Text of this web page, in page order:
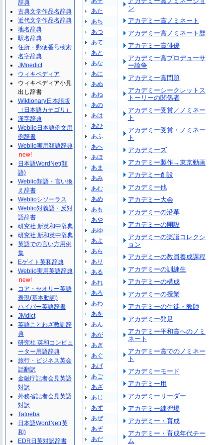
あた
あち
あつ
あて
あと
あな
あに
あぬ
あね
あの
あは
あひ
あふ
あへ
あほ
あま
あみ
あむ
あめ
あも
あや
あゆ
あよ
あら
あり
ある
あれ
あろ
あわ
あを
あん
あが
あぎ
あぐ
あげ
あご
あざ
あじ
あず
あぜ
あぞ
あだ
ン
アカデミー賞ノミネート
アカデミー賞ノミネート歴
アカデミー賞俳優
アカデミー賞プロデューサ
ー論争
アカデミー賞問題
アカデミーシークレットス
トーリーの関係者
アカデミー受賞／ノミネー
ト
アカデミー受賞・ノミネー
ト
アカデミーズ
アカデミー製作→東京動画
アカデミー創設
アカデミー他
アカデミー大会
アカデミーの沿革
アカデミーの開設
アカデミーの楽譜コレクシ
ョン
アカデミーの教員養成課程
アカデミーの訓練生
アカデミーの構成
アカデミーの授業
アカデミーの生徒・教師
アカデミー発足
アカデミー平和賞へのノミ
ネート
アカデミー賞でのノミネー
ト
アカデミーモード
アカデミー用
アカデミーリーダー
アカデミー練習場
アカデミー・育成
アカデミー・育成年代チー
ム
辞典
古典文学作品名辞典
近代文学作品名辞典
地名辞典
駅名辞典
住所・郵便番号検索
名字辞典
JMnedict
ウィキペディア
ウィキペディア小見
出し辞書
Wiktionary日本語版
（日本語カテゴリ）
漢字辞典
Weblio日本語例文用
例辞書
Weblio実用類語辞典
new!
日本語WordNet(類
語)
Weblio類語・言い換
え辞書
Weblioシソーラス
Weblio対義語・反対
語辞書
研究社 新英和中辞典
研究社 新和英中辞典
英語での言い方用例
集
Eゲイト英和辞典
Weblio実用英語辞典
new!
コア・セオリー英語
表現(基本動詞)
ハイパー英語辞書
JMdict
英語ことわざ教訓辞
典
研究社 英和コンピュ
ーター用語辞典
旅行・ビジネス英会
話翻訳
金融庁記者会見英語
対訳
外務省記者会見英語
対訳
Tatoeba
日本語WordNet(英
和)
EDR日英対訳辞書